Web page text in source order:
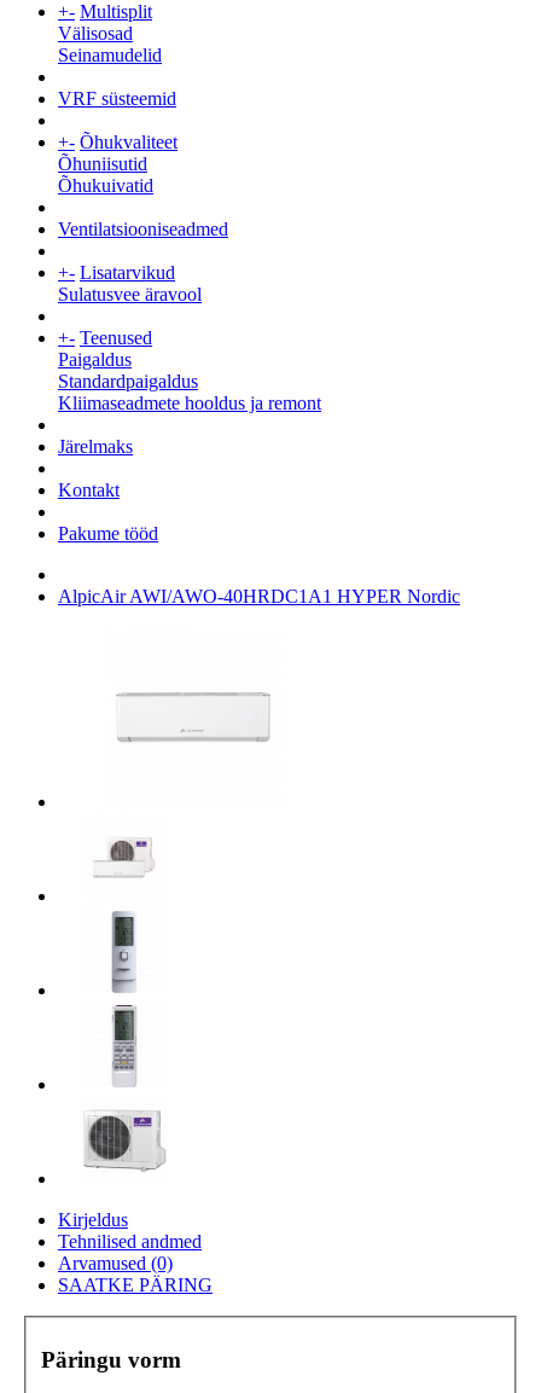
+- Multisplit
Välisosad
Seinamudelid
VRF süsteemid
+- Õhukvaliteet
Õhuniisutid
Õhukuivatid
Ventilatsiooniseadmed
+- Lisatarvikud
Sulatusvee äravool
+- Teenused
Paigaldus
Standardpaigaldus
Kliimaseadmete hooldus ja remont
Järelmaks
Kontakt
Pakume tööd
AlpicAir AWI/AWO-40HRDC1A1 HYPER Nordic
Kirjeldus
Tehnilised andmed
Arvamused (0)
SAATKE PÄRING
Päringu vorm